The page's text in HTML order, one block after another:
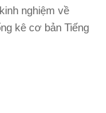
nghiệm về
kê cơ bản Tiếng